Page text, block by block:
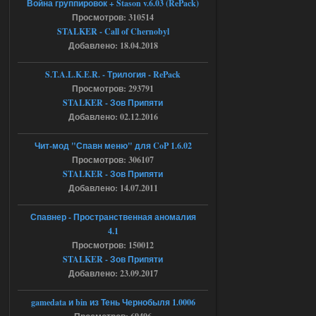
Объединенный Пак 2 + OGSR +
STCoP WP 3.4
это и есть эта версия мода
Объединенный Пак 2 + OGSR
+ STCoP WP 3.4, только нет ни каких
анимаций курения и анимаций еды и
экзоча как в трелере
Ответить ➤
04.08.2026
Объединенный Пак 2 + OGSR +
STCoP WP 3.4
15:00
andreyforest1993
https://rutube.ru/video/50be34
6a53045b746b6f2d80812029a
3/?r=plemwd
Ответить ➤
Объединенный Пак 2 + OGSR +
Война группировок + Stason v.6.03 (RePack)
Просмотров: 310514
STALKER - Call of Chernobyl
Добавлено: 18.04.2018
S.T.A.L.K.E.R. - Трилогия - RePack
Просмотров: 293791
STALKER - Зов Припяти
Добавлено: 02.12.2016
Чит-мод "Спавн меню" для CoP 1.6.02
Просмотров: 306107
STALKER - Зов Припяти
Добавлено: 14.07.2011
Спавнер - Пространственная аномалия
4.1
Просмотров: 150012
STALKER - Зов Припяти
Добавлено: 23.09.2017
gamedata и bin из Тень Чернобыля 1.0006